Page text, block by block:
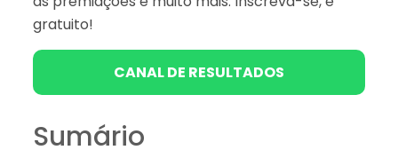
gratuito!
CANAL DE RESULTADOS
Sumário